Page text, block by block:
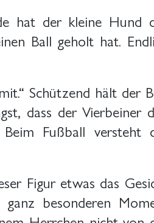
hat der kleine Hund
Ball geholt hat.
Schützend hält der
dass der Vierbeiner
Fußball versteht
Figur etwas das
besonderen